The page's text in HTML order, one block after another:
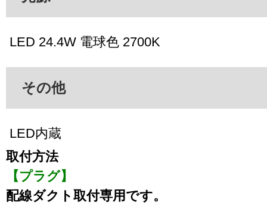
LED 24.4W 電球色 2700K
その他
LED内蔵
取付方法
【プラグ】
配線ダクト取付専用です。